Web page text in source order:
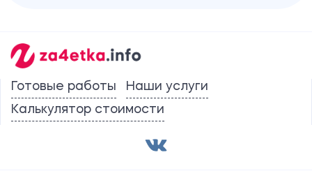
Готовые работы
Наши услуги
Калькулятор стоимости